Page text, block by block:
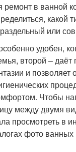
ремонт в ванной
какой
раздельный или
удобен,
второй – даёт
и позволяет
Чтобы
между двумя
просмотреть в
фото ванных